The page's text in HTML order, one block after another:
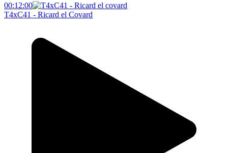
00:12:00
T4xC41 - Ricard el Covard